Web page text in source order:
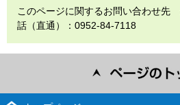
このページに関するお問い合わせ
話（直通）：0952-84-7118